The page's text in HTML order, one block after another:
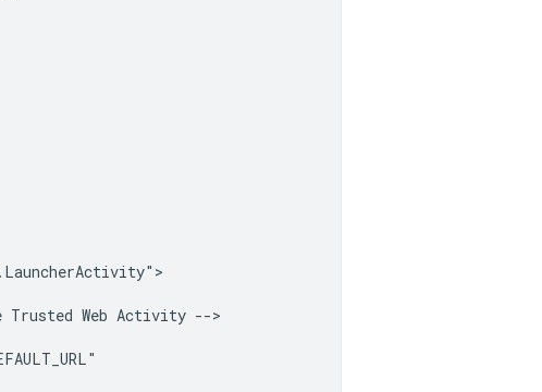
Trusted Web Activity